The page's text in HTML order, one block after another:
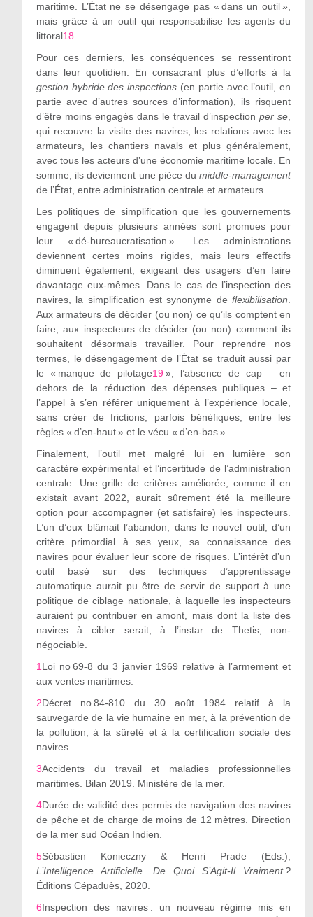
maritime. L’État ne se désengage pas « dans un outil »,
mais grâce à un outil qui responsabilise les agents du
littoral18.
Pour ces derniers, les conséquences se ressentiront
dans leur quotidien. En consacrant plus d’efforts à la
gestion hybride des inspections (en partie avec l’outil, en
partie avec d’autres sources d’information), ils risquent
d’être moins engagés dans le travail d’inspectionper se,
qui recouvre la visite des navires, les relations avec les
armateurs, les chantiers navals et plus généralement,
avec tous les acteurs d’une économie maritime locale. En
somme, ils deviennent une pièce dumiddle-management
de l’État, entre administration centrale et armateurs.
Les politiques de simplification que les gouvernements
engagent depuis plusieurs années sont promues pour
leur « dé-bureaucratisation ». Les administrations
deviennent certes moins rigides, mais leurs effectifs
diminuent également, exigeant des usagers d’en faire
davantage eux-mêmes. Dans le cas de l’inspection des
navires, la simplification est synonyme deflexibilisation.
Aux armateurs de décider (ou non) ce qu’ils comptent en
faire, aux inspecteurs de décider (ou non) comment ils
souhaitent désormais travailler. Pour reprendre nos
termes, le désengagement de l’État se traduit aussi par
le « manque de pilotage19 », l’absence de cap – en
dehors de la réduction des dépenses publiques – et
l’appel à s’en référer uniquement à l’expérience locale,
sans créer de frictions, parfois bénéfiques, entre les
règles « d’en-haut » et le vécu « d’en-bas ».
Finalement, l’outil met malgré lui en lumière son
caractère expérimental et l’incertitude de l’administration
centrale. Une grille de critères améliorée, comme il en
existait avant 2022, aurait sûrement été la meilleure
option pour accompagner (et satisfaire) les inspecteurs.
L’un d’eux blâmait l’abandon, dans le nouvel outil, d’un
critère primordial à ses yeux, sa connaissance des
navires pour évaluer leur score de risques. L’intérêt d’un
outil basé sur des techniques d’apprentissage
automatique aurait pu être de servir de support à une
politique de ciblage nationale, à laquelle les inspecteurs
auraient pu contribuer en amont, mais dont la liste des
navires à cibler serait, à l’instar de Thetis, non-
négociable.
1Loi no69-8 du 3 janvier 1969 relative à l’armement et
aux ventes maritimes.
2Décret no84-810 du 30 août 1984 relatif à la
sauvegarde de la vie humaine en mer, à la prévention de
la pollution, à la sûreté et à la certification sociale des
navires.
3Accidents du travail et maladies professionnelles
maritimes. Bilan 2019. Ministère de la mer.
4Durée de validité des permis de navigation des navires
de pêche et de charge de moins de 12 mètres. Direction
de la mer sud Océan Indien.
5Sébastien Konieczny & Henri Prade (Eds.),
L’Intelligence Artificielle. De Quoi S’Agit-Il Vraiment ?
Éditions Cépaduès, 2020.
6Inspection des navires : un nouveau régime mis en